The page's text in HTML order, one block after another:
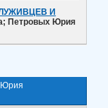
И
Петровых Юрия
Юрия